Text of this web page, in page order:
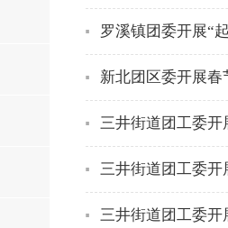
罗溪镇团委开展“
新北团区委开展
三井街道团工委开
三井街道团工委开
三井街道团工委开